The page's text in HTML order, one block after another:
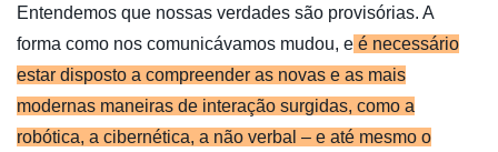
Entendemos que nossas verdades são provisórias. A
forma como nos comunicávamos mudou, e é necessário
estar disposto a compreender as novas e as mais
modernas maneiras de interação surgidas, como a
robótica, a cibernética, a não verbal – e até mesmo o